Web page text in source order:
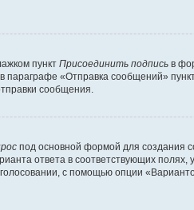
пункт Присоединить подпись в
«Отправка сообщений»
сообщения.
под основной формой для создания
ответа в соответствующих
с помощью опции